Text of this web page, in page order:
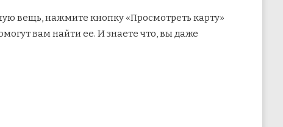
вещь, нажмите кнопку «Просмотреть карту»
вам найти ее. И знаете что, вы даже